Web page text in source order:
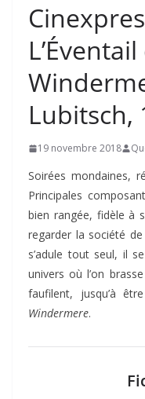
Lubitsch,
19 novembre 2018
Soirées mondaines,
Principales
bien rangée, fidèle à
regarder la société
s’adule tout seul, il
univers où l’on
faufilent, jusqu’à
Windermere.